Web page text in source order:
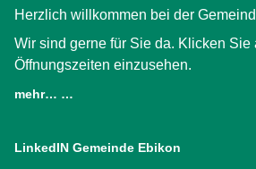
Herzlich willkommen bei der
Wir sind gerne für Sie da. Klicken Sie
Öffnungszeiten einzusehen.
mehr… …
LinkedIN Gemeinde Ebikon